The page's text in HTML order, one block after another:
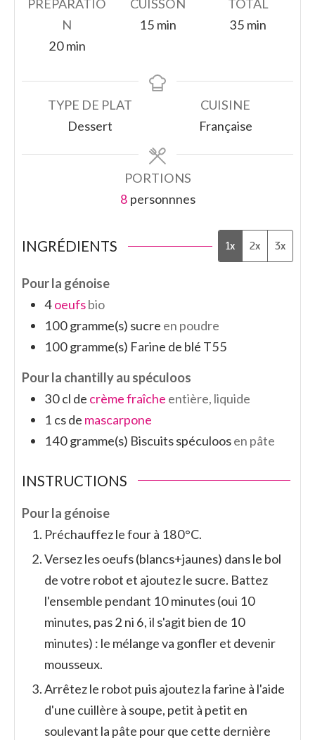
PRÉPARATIO
N
20minutes
min
CUISSON
15minutes
min
TOTAL
35 minutes
min
TYPE DE PLAT
Dessert
CUISINE
Française
PORTIONS
8 personnnes
INGRÉDIENTS 1x 2x 3x
Pour la génoise
4oeufsbio
100gramme(s) sucre en poudre
100gramme(s) Farine de blé T55
Pour la chantilly au spéculoos
30cl de crème fraîche entière, liquide
1 cs de mascarpone
140gramme(s) Biscuits spéculoosen pâte
INSTRUCTIONS
Pour la génoise
Préchauffez le four à 180°C.
Versez les oeufs (blancs+jaunes) dans le bol
de votre robot et ajoutez le sucre. Battez
l'ensemble pendant 10 minutes (oui 10
minutes, pas 2 ni 6, il s'agit bien de 10
minutes) : le mélange va gonfler et devenir
mousseux.
Arrêtez le robot puis ajoutez la farine à l'aide
d'une cuillère à soupe, petit à petit en
soulevant la pâte pour que cette dernière